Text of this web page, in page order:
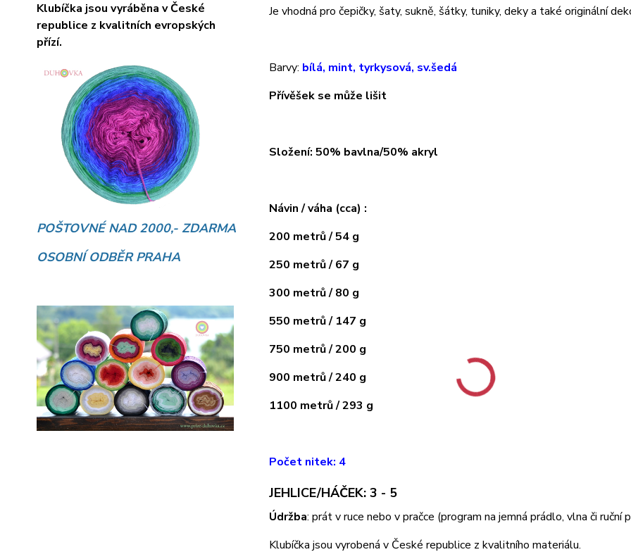
Klubíčka jsou vyráběna v České
republice z kvalitních evropských
přízí.
POŠTOVNÉ NAD 2000,- ZDARMA
OSOBNÍ ODBĚR PRAHA
Je vhodná pro čepičky, šaty, sukně, šátky, tuniky, deky a také originální
Barvy: bílá, mint, tyrkysová, sv.šedá
Přívěšek se může lišit
Složení: 50% bavlna/50% akryl
Návin / váha (cca) :
200 metrů / 54 g
250 metrů / 67 g
300 metrů / 80 g
550 metrů / 147 g
750 metrů / 200 g
900 metrů / 240 g
1100 metrů / 293 g
Počet nitek: 4
JEHLICE/HÁČEK: 3 - 5
Údržba: prát v ruce nebo v pračce (program na jemná prádlo, vlna či
Klubíčka jsou vyrobená v České republice z kvalitního materiálu.